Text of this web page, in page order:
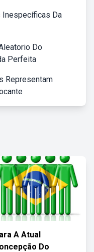
Inespecíficas Da
Do
Perfeita
Representam
A Atual
Do